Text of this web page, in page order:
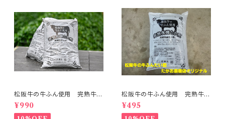
松阪牛の牛ふん使用 完熟牛ふ
んたい肥 ５ｋgパック 2袋セッ
ト
¥990
松阪牛の牛ふん使用 完熟牛ふ
んたい肥 ５ｋgパック
¥495